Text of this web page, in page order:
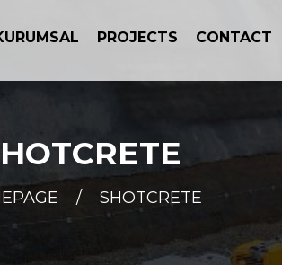
PROJECTS CONTACT
/ SHOTCRETE